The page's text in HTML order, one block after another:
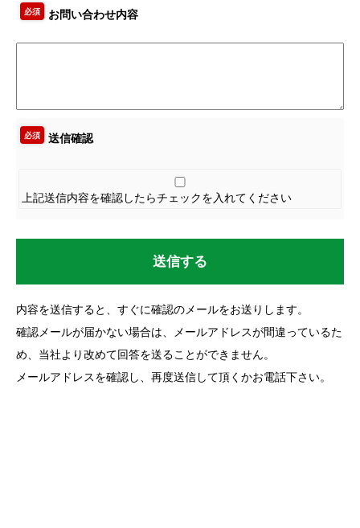
必須 お問い合わせ内容
必須 送信確認
上記送信内容を確認したらチェックを入れてください
送信する
内容を送信すると、すぐに確認のメールをお送りします。
確認メールが届かない場合は、メールアドレスが間違っているた
め、 当社より改めて回答を送ることができません。
メールアドレスを確認し、再度送信して頂くかお電話下さい。